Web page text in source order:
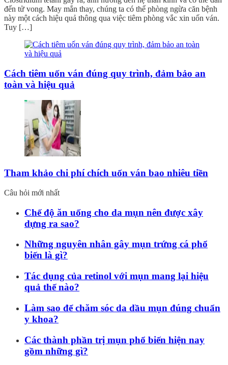
đến tử vong. May mắn thay, chúng ta có thể phòng ngừa căn bệnh
này một cách hiệu quả thông qua việc tiêm phòng vắc xin uốn ván.
Tuy […]
Cách tiêm uốn ván đúng quy trình, đảm bảo an
toàn và hiệu quả
Tham khảo chi phí chích uốn ván bao nhiêu tiền
Câu hỏi mới nhất
Chế độ ăn uống cho da mụn nên được xây
dựng ra sao?
Những nguyên nhân gây mụn trứng cá phổ
biến là gì?
Tác dụng của retinol với mụn mang lại hiệu
quả thế nào?
Làm sao để chăm sóc da dầu mụn đúng chuẩn
y khoa?
Các thành phần trị mụn phổ biến hiện nay
gồm những gì?